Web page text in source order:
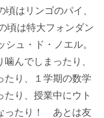
はリンゴのパイ、
頃は特大フォンダン
ュ・ド・ノエル。
んでしまったり、
たり、１学期の数学
り、授業中にウト
ったり！ あとは友